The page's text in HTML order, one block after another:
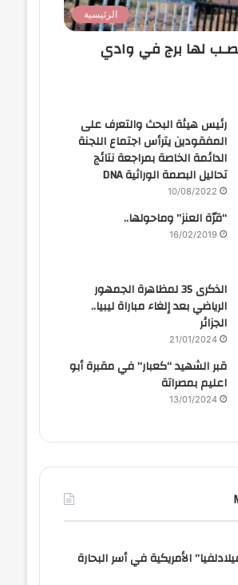
الرئيسية
لها برج في وادي
رئيس هيئة البحث والتعرف على
المفقودين يترأس اجتماع اللجنة
الدائمة الخاصة بمراجعة نتائج
تحاليل البصمة الوراثية DNA
10/08/2022
“قرّة العنز” وماحولها..
16/02/2019
الذكرى 35 لمظاهرة الجمهور
الرياضي بعد إلغاء مباراة ليبيا..
الجزائر
21/01/2024
قبر الشهيد “كعبار” في مقبرة أبو
اعليم بمصراتة
13/01/2024
(221).. “فيلادلفيا” الأمريكية في أسر البحارة